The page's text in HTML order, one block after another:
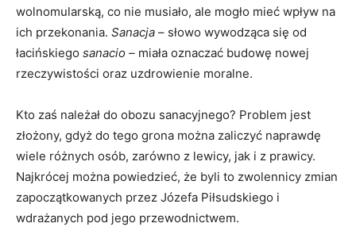
wolnomularską, co nie musiało, ale mogło mieć wpływ na
ich przekonania. Sanacja – słowo wywodząca się od
łacińskiego sanacio – miała oznaczać budowę nowej
rzeczywistości oraz uzdrowienie moralne.
Kto zaś należał do obozu sanacyjnego? Problem jest
złożony, gdyż do tego grona można zaliczyć naprawdę
wiele różnych osób, zarówno z lewicy, jak i z prawicy.
Najkrócej można powiedzieć, że byli to zwolennicy zmian
zapoczątkowanych przez Józefa Piłsudskiego i
wdrażanych pod jego przewodnictwem.